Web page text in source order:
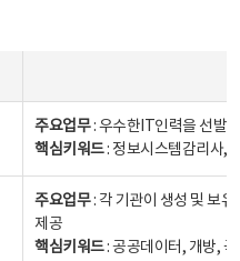
주요업무: 우수한IT인력을 선발
핵심키워드: 정보시스템감리사,
주요업무: 각 기관이 생성 및 보
제공
핵심키워드: 공공데이터, 개방,